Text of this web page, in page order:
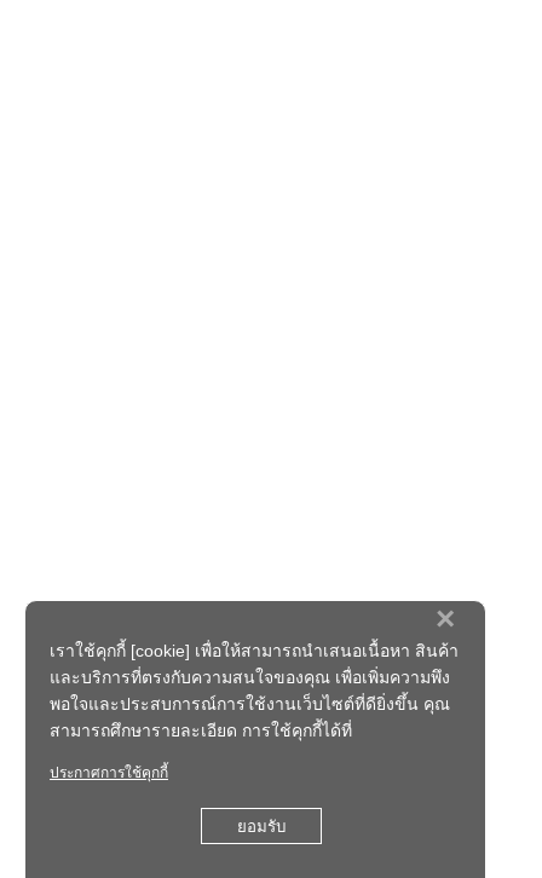
×
เราใช้คุกกี้ [cookie] เพื่อให้สามารถนำเสนอเนื้อหา สินค้า
และบริการที่ตรงกับความสนใจของคุณ เพื่อเพิ่มความพึง
พอใจและประสบการณ์การใช้งานเว็บไซต์ที่ดียิ่งขึ้น คุณ
สามารถศึกษารายละเอียด การใช้คุกกี้ได้ที่
ประกาศการใช้คุกกี้
ยอมรับ